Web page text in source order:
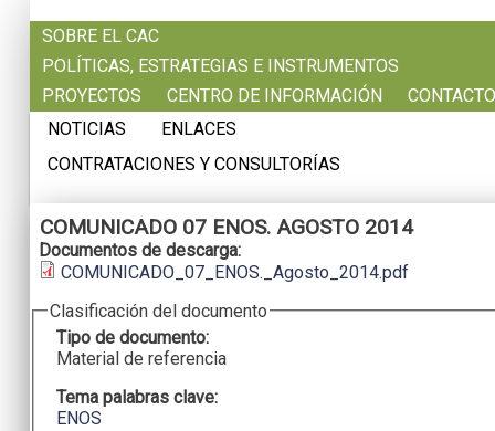
SOBRE EL CAC
POLÍTICAS, ESTRATEGIAS E INSTRUMENTOS
PROYECTOS
CENTRO DE INFORMACIÓN
CONTACTO
NOTICIAS
ENLACES
CONTRATACIONES Y CONSULTORÍAS
COMUNICADO 07 ENOS. AGOSTO 2014
Documentos de descarga:
COMUNICADO_07_ENOS._Agosto_2014.pdf
Clasificación del documento
Tipo de documento:
Material de referencia
Tema palabras clave:
ENOS